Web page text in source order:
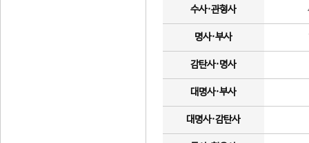
수사·관형사
명사·부사
감탄사·명사
대명사·부사
대명사·감탄사